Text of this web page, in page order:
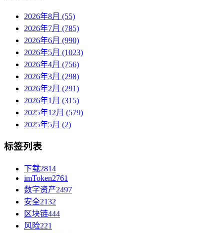
2026年8月 (55)
2026年7月 (785)
2026年6月 (990)
2026年5月 (1023)
2026年4月 (756)
2026年3月 (298)
2026年2月 (291)
2026年1月 (315)
2025年12月 (579)
2025年5月 (2)
标签列表
下载2814
imToken2761
数字资产2497
安全2132
区块链444
风险221